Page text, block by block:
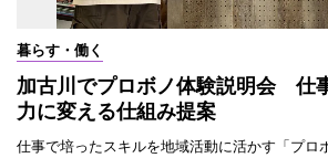
暮らす・働く
加古川でプロボノ体験説明会 仕
力に変える仕組み提案
仕事で培ったスキルを地域活動に活かす「プロ